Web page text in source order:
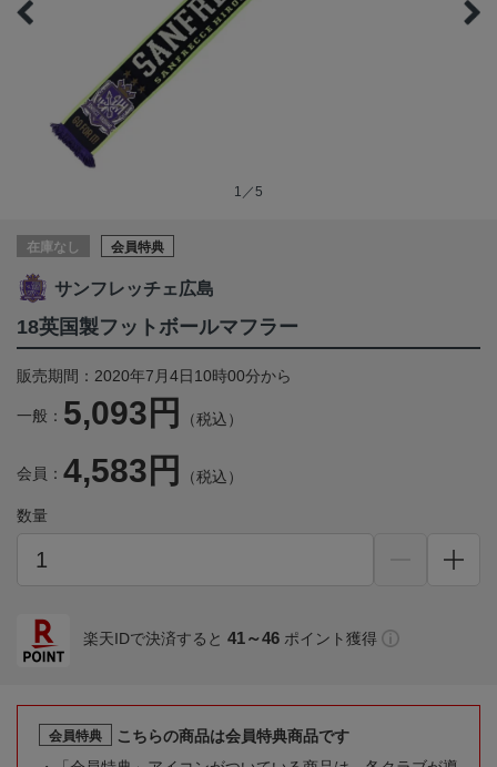
1／5
在庫なし 会員特典
サンフレッチェ広島
18英国製フットボールマフラー
販売期間：2020年7月4日10時00分から
一般： 5,093円 （税込）
会員： 4,583円 （税込）
数量
楽天IDで決済すると 41～46 ポイント獲得
会員特典
こちらの商品は会員特典商品です